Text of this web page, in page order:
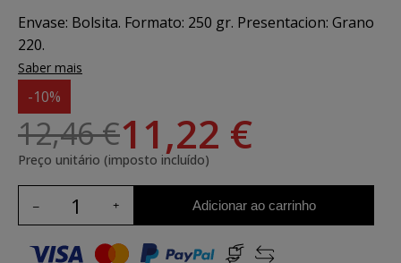
Envase: Bolsita. Formato: 250 gr. Presentacion: Grano
220.
Saber mais
-10%
12,46 €11,22 €
Preço unitário (imposto incluído)
Adicionar ao carrinho